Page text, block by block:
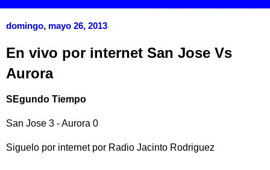
domingo, mayo 26, 2013
En vivo por internet San Jose Vs
Aurora
SEgundo Tiempo
San Jose 3 - Aurora 0
Siguelo por internet por Radio Jacinto Rodriguez